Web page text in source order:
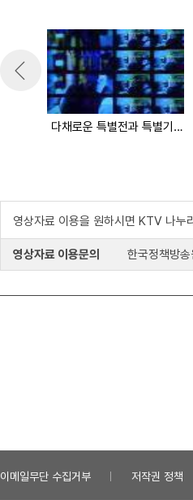
다채로운 특별전과 특별기념전
영상자료 이용을 원하시면 KTV 나
영상자료 이용문의 한국정책방
이메일무단 수집거부 저작권 정책